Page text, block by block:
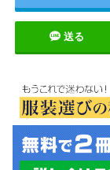
送る